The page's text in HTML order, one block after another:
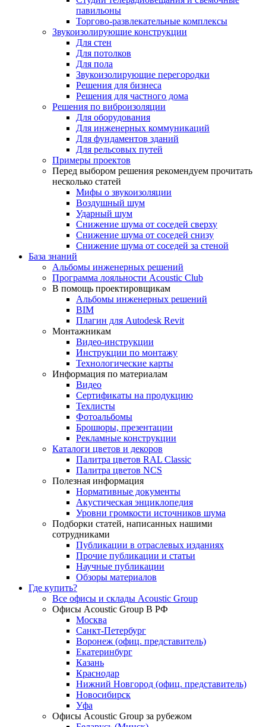
павильоны
Торгово-развлекательные комплексы
Звукоизолирующие конструкции
Для стен
Для потолков
Для пола
Звукоизолирующие перегородки
Решения для бизнеса
Решения для частного дома
Решения по виброизоляции
Для оборудования
Для инженерных коммуникаций
Для фундаментов зданий
Для рельсовых путей
Примеры проектов
Перед выбором решения рекомендуем прочитать
несколько статей
Мифы о звукоизоляции
Воздушный шум
Ударный шум
Снижение шума от соседей сверху
Снижение шума от соседей снизу
Снижение шума от соседей за стеной
База знаний
Альбомы инженерных решений
Программа лояльности Acoustic Club
В помощь проектировщикам
Альбомы инженерных решений
BIM
Плагин для Autodesk Revit
Монтажникам
Видео-инструкции
Инструкции по монтажу
Технологические карты
Информация по материалам
Видео
Сертификаты на продукцию
Техлисты
Фотоальбомы
Брошюры, презентации
Рекламные конструкции
Каталоги цветов и декоров
Палитра цветов RAL Сlassic
Палитра цветов NCS
Полезная информация
Нормативные документы
Акустическая энциклопедия
Уровни громкости источников шума
Подборки статей, написанных нашими
сотрудниками
Публикации в отраслевых изданиях
Прочие публикации и статьи
Научные публикации
Обзоры материалов
Где купить?
Все офисы и склады Acoustic Group
Офисы Acoustic Group В РФ
Москва
Санкт-Петербург
Воронеж (офиц. представитель)
Екатеринбург
Казань
Краснодар
Нижний Новгород (офиц. представитель)
Новосибирск
Уфа
Офисы Acoustic Group за рубежом